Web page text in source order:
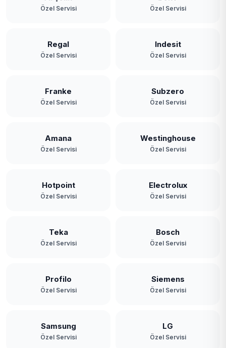
Özel Servisi Özel Servisi
Regal
Özel Servisi
Indesit
Özel Servisi
Franke
Özel Servisi
Subzero
Özel Servisi
Amana
Özel Servisi
Westinghouse
Özel Servisi
Hotpoint
Özel Servisi
Electrolux
Özel Servisi
Teka
Özel Servisi
Bosch
Özel Servisi
Profilo
Özel Servisi
Siemens
Özel Servisi
Samsung
Özel Servisi
LG
Özel Servisi